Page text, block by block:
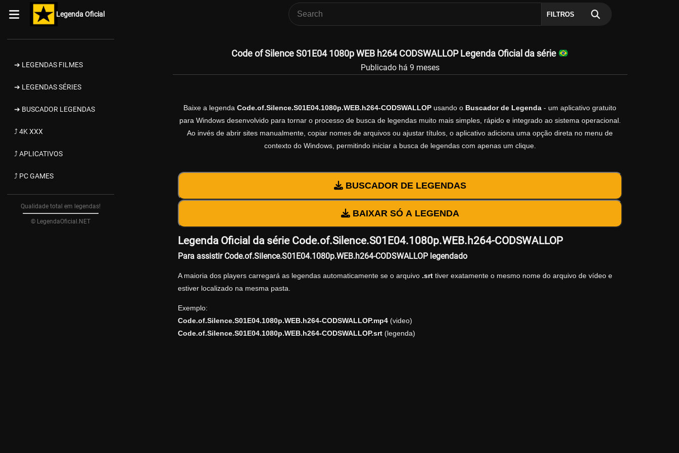
Legenda Oficial FILTROS
➔ LEGENDAS FILMES
➔ LEGENDAS SÉRIES
➔ BUSCADOR LEGENDAS
⤴ 4K XXX
⤴ APLICATIVOS
⤴ PC GAMES
Qualidade total em legendas!
© LegendaOficial.NET
Code of Silence S01E04 1080p WEB h264 CODSWALLOP Legenda Oficial da série
Publicado há 9 meses
Baixe a legenda Code.of.Silence.S01E04.1080p.WEB.h264-CODSWALLOP usando o Buscador de Legenda - um aplicativo gratuito
para Windows desenvolvido para tornar o processo de busca de legendas muito mais simples, rápido e integrado ao sistema operacional.
Ao invés de abrir sites manualmente, copiar nomes de arquivos ou ajustar títulos, o aplicativo adiciona uma opção direta no menu de
contexto do Windows, permitindo iniciar a busca de legendas com apenas um clique.
BUSCADOR DE LEGENDAS
BAIXAR SÓ A LEGENDA
Legenda Oficial da série Code.of.Silence.S01E04.1080p.WEB.h264-CODSWALLOP
Para assistir Code.of.Silence.S01E04.1080p.WEB.h264-CODSWALLOP legendado
A maioria dos players carregará as legendas automaticamente se o arquivo .srttiver exatamente o mesmo nome do arquivo de vídeo e
estiver localizado na mesma pasta.
Exemplo:
Code.of.Silence.S01E04.1080p.WEB.h264-CODSWALLOP.mp4(video)
Code.of.Silence.S01E04.1080p.WEB.h264-CODSWALLOP.srt(legenda)